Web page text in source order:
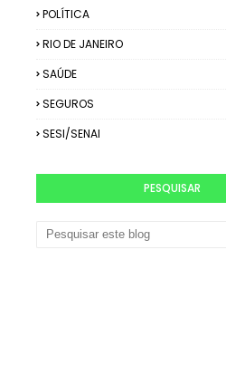
POLÍTICA
RIO DE JANEIRO
SAÚDE
SEGUROS
SESI/SENAI
PESQUISAR